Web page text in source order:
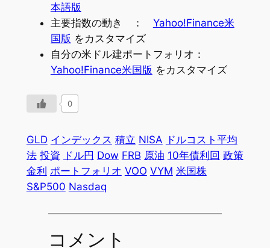
本語版
主要指数の動き ： Yahoo!Finance米
国版 をカスタマイズ
自分の米ドル建ポートフォリオ：
Yahoo!Finance米国版 をカスタマイズ
0
GLD インデックス 積立 NISA ドルコスト平均
法 投資 ドル円 Dow FRB 原油 10年債利回 政策
金利 ポートフォリオ VOO VYM 米国株
S&P500 Nasdaq
コメント